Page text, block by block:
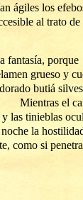
ágiles los
al trato de
fantasía,
grueso y
butiá
el
las tinieblas
la
como si